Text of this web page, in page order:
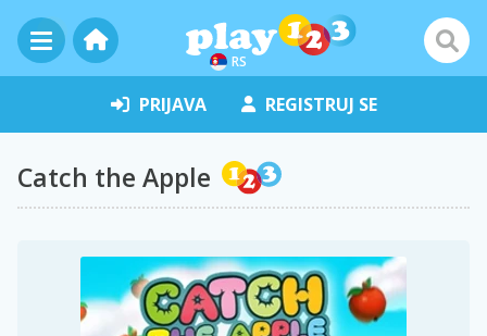
RS
PRIJAVA REGISTRUJ SE
Catch the Apple